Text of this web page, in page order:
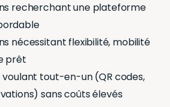
recherchant une plateforme
nécessitant flexibilité, mobilité
prêt
voulant tout-en-un (QR codes,
sans coûts élevés